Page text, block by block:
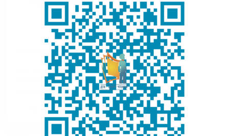
Неустроев Николай
Денисович
айымньылара
Читать полностью